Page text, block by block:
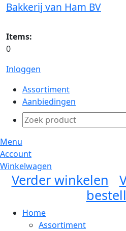
Bakkerij van Ham BV
Items:
0
Inloggen
Assortiment
Aanbiedingen
Menu
Account
Winkelwagen
Verder winkelen
Home
Assortiment